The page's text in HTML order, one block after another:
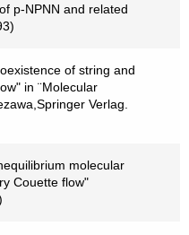
p-NPNN and related
of string and
in ¨Molecular
Verlag.
molecular
Couette flow"